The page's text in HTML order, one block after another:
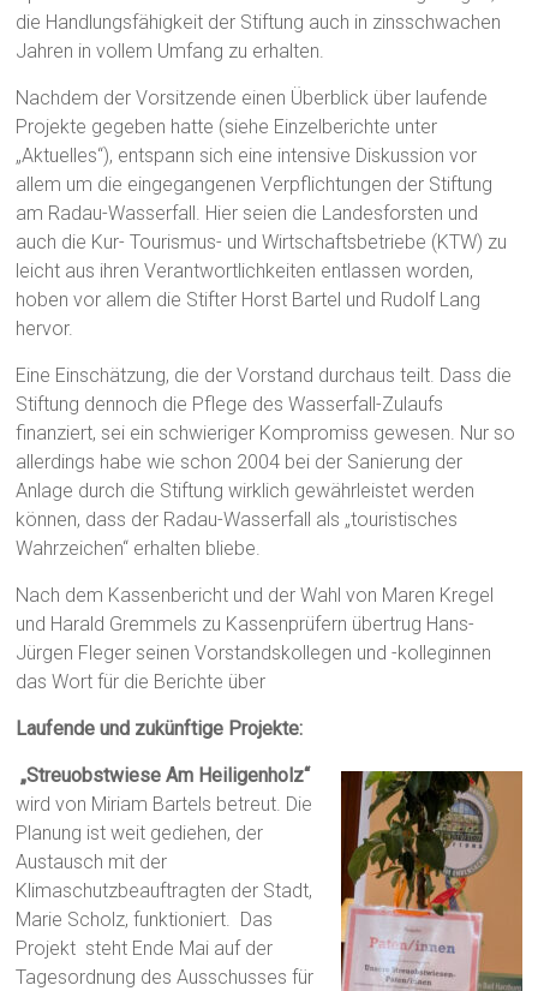
die Handlungsfähigkeit der Stiftung auch in zinsschwachen
Jahren in vollem Umfang zu erhalten.
Nachdem der Vorsitzende einen Überblick über laufende
Projekte gegeben hatte (siehe Einzelberichte unter
„Aktuelles“), entspann sich eine intensive Diskussion vor
allem um die eingegangenen Verpflichtungen der Stiftung
am Radau-Wasserfall. Hier seien die Landesforsten und
auch die Kur- Tourismus- und Wirtschaftsbetriebe (KTW) zu
leicht aus ihren Verantwortlichkeiten entlassen worden,
hoben vor allem die Stifter Horst Bartel und Rudolf Lang
hervor.
Eine Einschätzung, die der Vorstand durchaus teilt. Dass die
Stiftung dennoch die Pflege des Wasserfall-Zulaufs
finanziert, sei ein schwieriger Kompromiss gewesen. Nur so
allerdings habe wie schon 2004 bei der Sanierung der
Anlage durch die Stiftung wirklich gewährleistet werden
können, dass der Radau-Wasserfall als „touristisches
Wahrzeichen“ erhalten bliebe.
Nach dem Kassenbericht und der Wahl von Maren Kregel
und Harald Gremmels zu Kassenprüfern übertrug Hans-
Jürgen Fleger seinen Vorstandskollegen und -kolleginnen
das Wort für die Berichte über
Laufende und zukünftige Projekte:
„Streuobstwiese Am Heiligenholz“
wird von Miriam Bartels betreut. Die
Planung ist weit gediehen, der
Austausch mit der
Klimaschutzbeauftragten der Stadt,
Marie Scholz, funktioniert. Das
Projekt steht Ende Mai auf der
Tagesordnung des Ausschusses für